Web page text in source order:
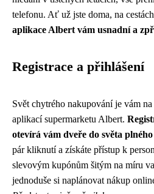
telefonu. Ať už jste doma, na
aplikace Albert vám usnadní a
Registrace a přihlášení
Svět chytrého nakupování je vám
aplikací supermarketu Albert.
otevírá vám dveře do světa
pár kliknutí a získáte přístup k
slevovým kupónům šitým na míru
jednoduše si naplánovat nákup